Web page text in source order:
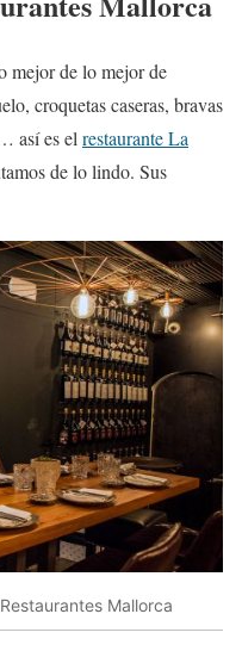
mejor de lo mejor de
croquetas caseras, bravas
así es elrestaurante La
de lo lindo. Sus
Mallorca